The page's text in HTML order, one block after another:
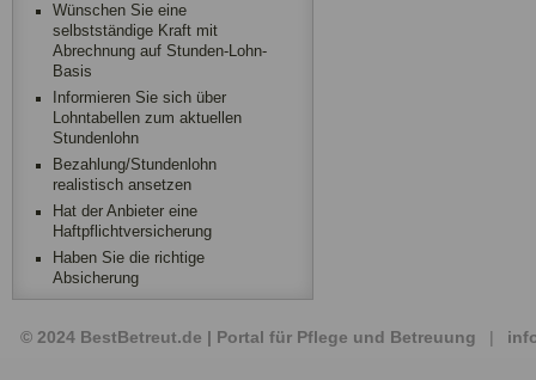
Wünschen Sie eine
selbstständige Kraft mit
Abrechnung auf Stunden-Lohn-
Basis
Informieren Sie sich über
Lohntabellen zum aktuellen
Stundenlohn
Bezahlung/Stundenlohn
realistisch ansetzen
Hat der Anbieter eine
Haftpflichtversicherung
Haben Sie die richtige
Absicherung
© 2024 BestBetreut.de | Portal für Pflege und Betreuung |